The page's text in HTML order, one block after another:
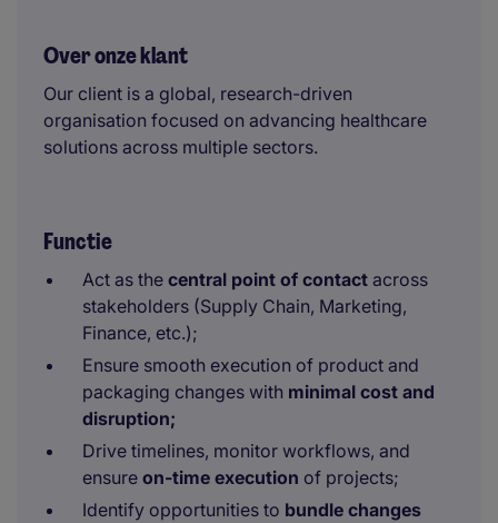
Over onze klant
Our client is a global, research-driven
organisation focused on advancing healthcare
solutions across multiple sectors.
Functie
Act as the central point of contact across
stakeholders (Supply Chain, Marketing,
Finance, etc.);
Ensure smooth execution of product and
packaging changes with minimal cost and
disruption;
Drive timelines, monitor workflows, and
ensure on-time execution of projects;
Identify opportunities to bundle changes